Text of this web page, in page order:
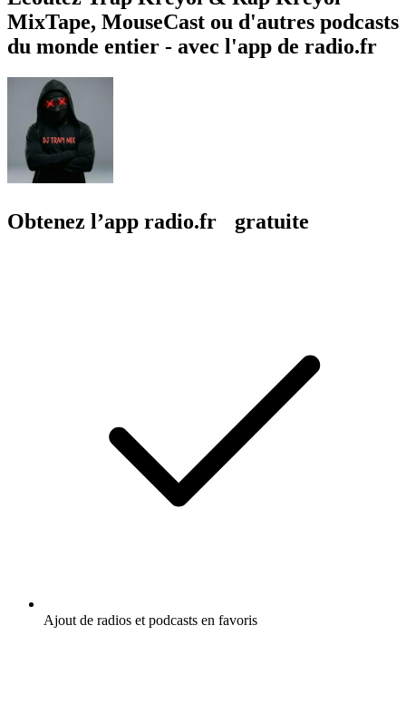
MixTape, MouseCast ou d'autres podcasts
du monde entier - avec l'app de radio.fr
Obtenez l’app radio.fr gratuite
Ajout de radios et podcasts en favoris